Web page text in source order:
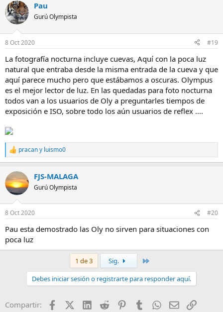
Pau
Gurú Olympista
8 Oct 2020 #19
La fotografía nocturna incluye cuevas, Aquí con la poca luz
natural que entraba desde la misma entrada de la cueva y que
aquí parece mucho pero que estábamos a oscuras. Olympus
es el mejor lector de luz. En las quedadas para foto nocturna
todos van a los usuarios de Oly a preguntarles tiempos de
exposición e ISO, sobre todo los aún usuarios de reflex ....
R
e
c
c
i
e
:
pracany luismo0
FJS-MALAGA
Gurú Olympista
8 Oct 2020 #20
Pau esta demostrado las Oly no sirven para situaciones con
poca luz
1 de 3 Sig.
Debes iniciar sesión o registrarte para responder aquí.
Compartir: FacebookX (Twitter)
LinkedIn
Reddit PinterestTumblr WhatsApp
EmailEnlace